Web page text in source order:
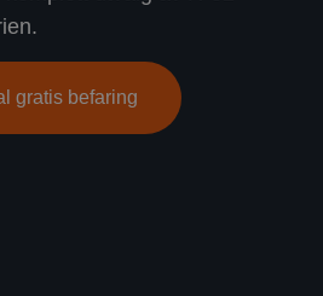
gratis befaring